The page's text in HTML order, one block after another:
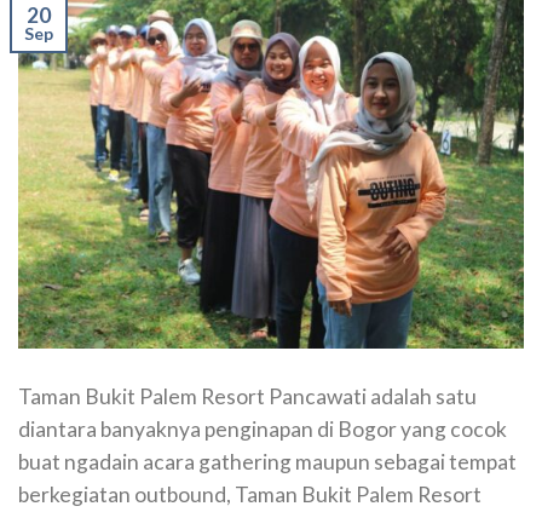
20
Sep
Taman Bukit Palem Resort Pancawati adalah satu
diantara banyaknya penginapan di Bogor yang cocok
buat ngadain acara gathering maupun sebagai tempat
berkegiatan outbound, Taman Bukit Palem Resort